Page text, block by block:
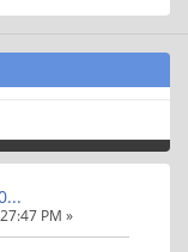
PM »